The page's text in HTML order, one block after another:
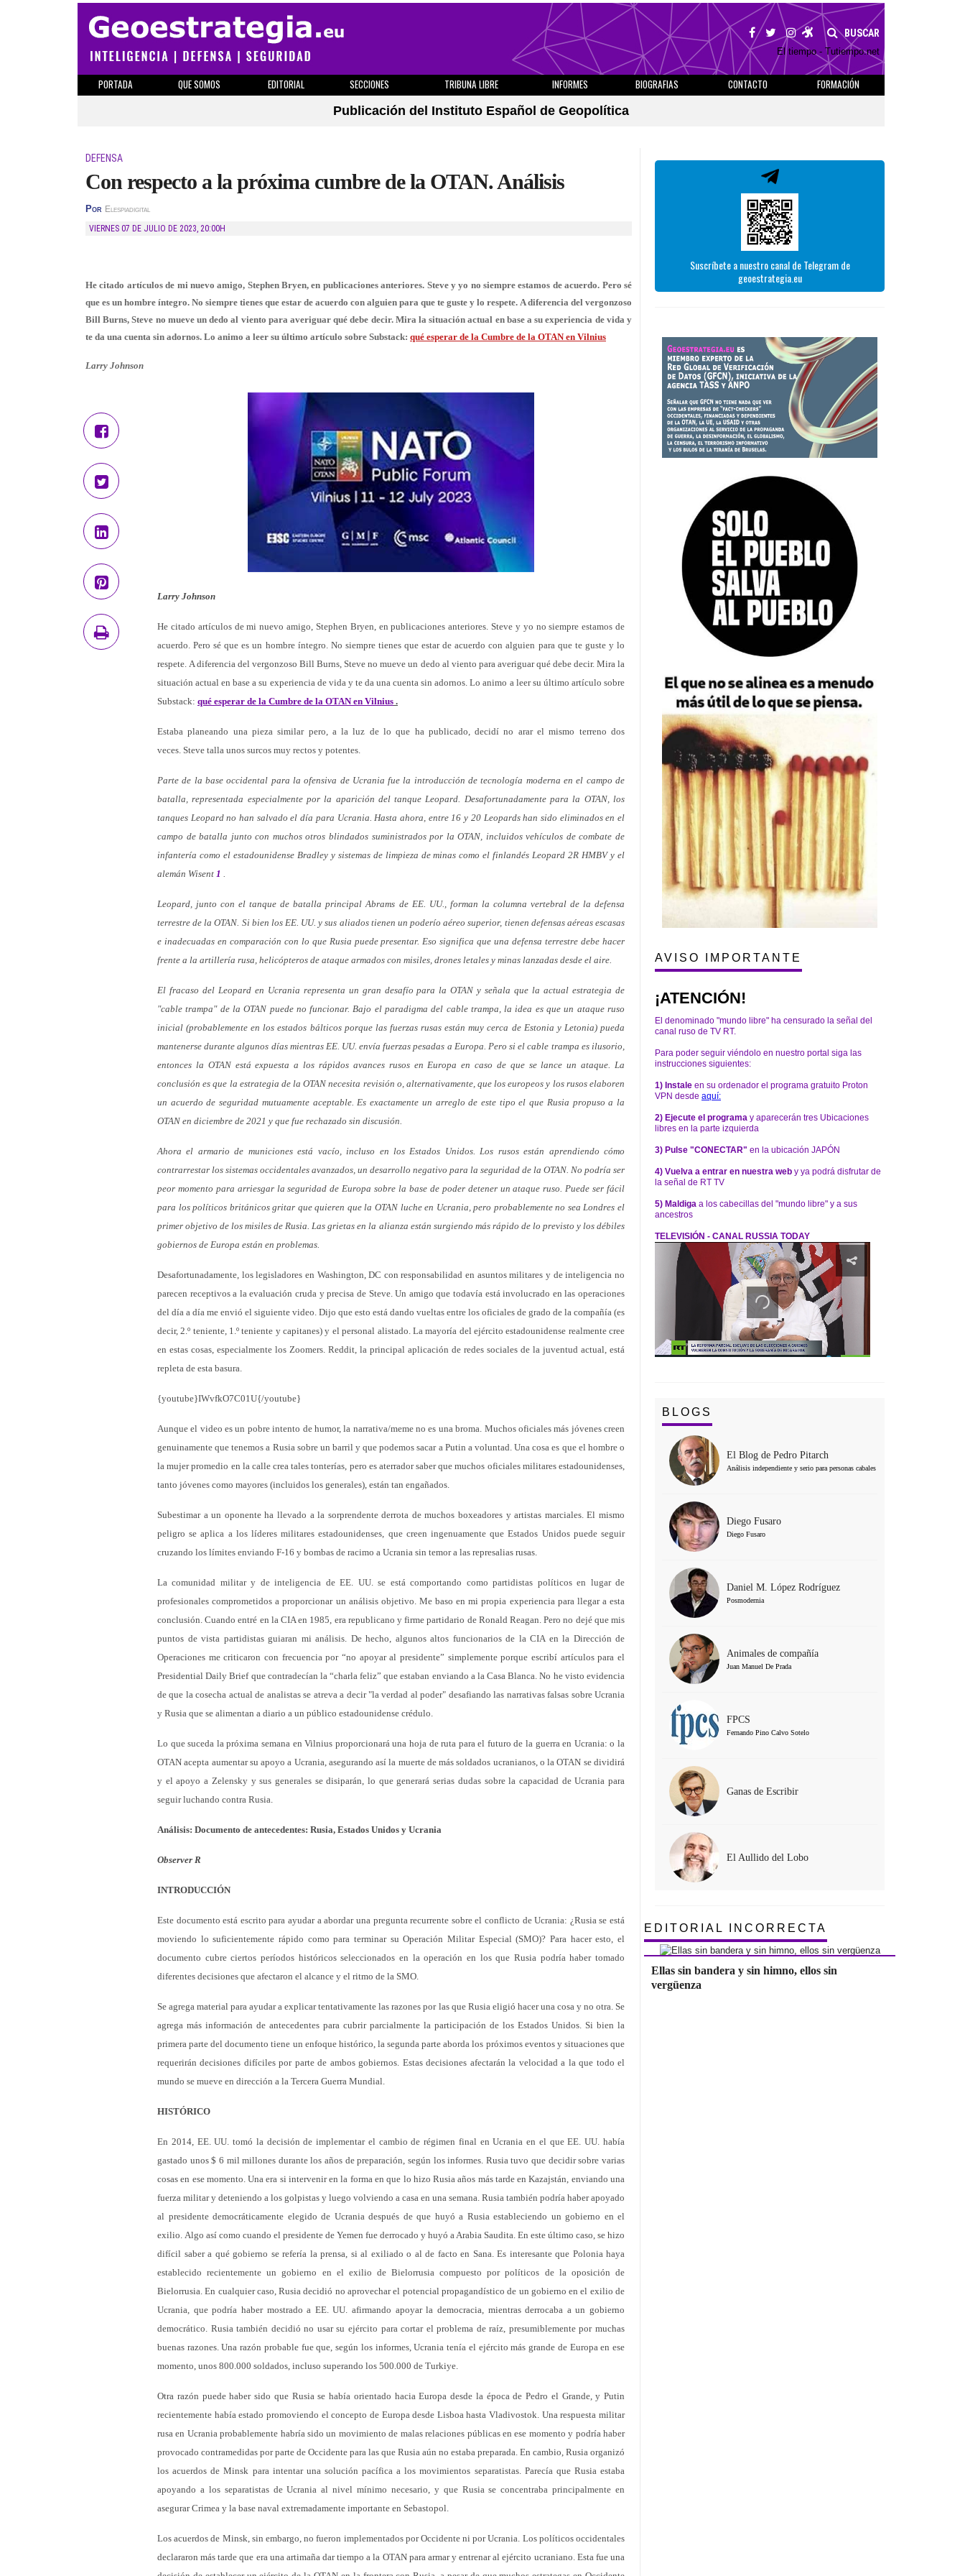
BUSCAR
El tiempo - Tutiempo.net
PORTADA QUE SOMOS EDITORIAL SECCIONES TRIBUNA LIBRE INFORMES BIOGRAFIAS CONTACTO
FORMACIÓN
Publicación del Instituto Español de Geopolítica
DEFENSA
Con respecto a la próxima cumbre de la OTAN. Análisis
Por Elespiadigital
VIERNES 07 DE JULIO DE 2023, 20:00H
He citado artículos de mi nuevo amigo, Stephen Bryen, en publicaciones anteriores. Steve y yo no siempre estamos de acuerdo. Pero sé
que es un hombre íntegro. No siempre tienes que estar de acuerdo con alguien para que te guste y lo respete. A diferencia del vergonzoso
Bill Burns, Steve no mueve un dedo al viento para averiguar qué debe decir. Mira la situación actual en base a su experiencia de vida y
te da una cuenta sin adornos. Lo animo a leer su último artículo sobre Substack: qué esperar de la Cumbre de la OTAN en Vilnius
Larry Johnson
Larry Johnson
He citado artículos de mi nuevo amigo, Stephen Bryen, en publicaciones anteriores. Steve y yo no siempre estamos de
acuerdo. Pero sé que es un hombre íntegro. No siempre tienes que estar de acuerdo con alguien para que te guste y lo
respete. A diferencia del vergonzoso Bill Burns, Steve no mueve un dedo al viento para averiguar qué debe decir. Mira la
situación actual en base a su experiencia de vida y te da una cuenta sin adornos. Lo animo a leer su último artículo sobre
Substack: qué esperar de la Cumbre de la OTAN en Vilnius .
Estaba planeando una pieza similar pero, a la luz de lo que ha publicado, decidí no arar el mismo terreno dos
veces. Steve talla unos surcos muy rectos y potentes.
Parte de la base occidental para la ofensiva de Ucrania fue la introducción de tecnología moderna en el campo de
batalla, representada especialmente por la aparición del tanque Leopard. Desafortunadamente para la OTAN, los
tanques Leopard no han salvado el día para Ucrania. Hasta ahora, entre 16 y 20 Leopards han sido eliminados en el
campo de batalla junto con muchos otros blindados suministrados por la OTAN, incluidos vehículos de combate de
infantería como el estadounidense Bradley y sistemas de limpieza de minas como el finlandés Leopard 2R HMBV y el
alemán Wisent 1 .
Leopard, junto con el tanque de batalla principal Abrams de EE. UU., forman la columna vertebral de la defensa
terrestre de la OTAN. Si bien los EE. UU. y sus aliados tienen un poderío aéreo superior, tienen defensas aéreas escasas
e inadecuadas en comparación con lo que Rusia puede presentar. Eso significa que una defensa terrestre debe hacer
frente a la artillería rusa, helicópteros de ataque armados con misiles, drones letales y minas lanzadas desde el aire.
El fracaso del Leopard en Ucrania representa un gran desafío para la OTAN y señala que la actual estrategia de
"cable trampa" de la OTAN puede no funcionar. Bajo el paradigma del cable trampa, la idea es que un ataque ruso
inicial (probablemente en los estados bálticos porque las fuerzas rusas están muy cerca de Estonia y Letonia) pueda
mantenerse durante algunos días mientras EE. UU. envía fuerzas pesadas a Europa. Pero si el cable trampa es ilusorio,
entonces la OTAN está expuesta a los rápidos avances rusos en Europa en caso de que se lance un ataque. La
conclusión es que la estrategia de la OTAN necesita revisión o, alternativamente, que los europeos y los rusos elaboren
un acuerdo de seguridad mutuamente aceptable. Es exactamente un arreglo de este tipo el que Rusia propuso a la
OTAN en diciembre de 2021 y que fue rechazado sin discusión.
Ahora el armario de municiones está vacío, incluso en los Estados Unidos. Los rusos están aprendiendo cómo
contrarrestar los sistemas occidentales avanzados, un desarrollo negativo para la seguridad de la OTAN. No podría ser
peor momento para arriesgar la seguridad de Europa sobre la base de poder detener un ataque ruso. Puede ser fácil
para los políticos británicos gritar que quieren que la OTAN luche en Ucrania, pero probablemente no sea Londres el
primer objetivo de los misiles de Rusia. Las grietas en la alianza están surgiendo más rápido de lo previsto y los débiles
gobiernos de Europa están en problemas.
Desafortunadamente, los legisladores en Washington, DC con responsabilidad en asuntos militares y de inteligencia no
parecen receptivos a la evaluación cruda y precisa de Steve. Un amigo que todavía está involucrado en las operaciones
del día a día me envió el siguiente video. Dijo que esto está dando vueltas entre los oficiales de grado de la compañía (es
decir, 2.º teniente, 1.º teniente y capitanes) y el personal alistado. La mayoría del ejército estadounidense realmente cree
en estas cosas, especialmente los Zoomers. Reddit, la principal aplicación de redes sociales de la juventud actual, está
repleta de esta basura.
{youtube}IWvfkO7C01U{/youtube}
Aunque el video es un pobre intento de humor, la narrativa/meme no es una broma. Muchos oficiales más jóvenes creen
genuinamente que tenemos a Rusia sobre un barril y que podemos sacar a Putin a voluntad. Una cosa es que el hombre o
la mujer promedio en la calle crea tales tonterías, pero es aterrador saber que muchos oficiales militares estadounidenses,
tanto jóvenes como mayores (incluidos los generales), están tan engañados.
Subestimar a un oponente ha llevado a la sorprendente derrota de muchos boxeadores y artistas marciales. El mismo
peligro se aplica a los líderes militares estadounidenses, que creen ingenuamente que Estados Unidos puede seguir
cruzando los límites enviando F-16 y bombas de racimo a Ucrania sin temor a las represalias rusas.
La comunidad militar y de inteligencia de EE. UU. se está comportando como partidistas políticos en lugar de
profesionales comprometidos a proporcionar un análisis objetivo. Me baso en mi propia experiencia para llegar a esta
conclusión. Cuando entré en la CIA en 1985, era republicano y firme partidario de Ronald Reagan. Pero no dejé que mis
puntos de vista partidistas guiaran mi análisis. De hecho, algunos altos funcionarios de la CIA en la Dirección de
Operaciones me criticaron con frecuencia por “no apoyar al presidente” simplemente porque escribí artículos para el
Presidential Daily Brief que contradecían la “charla feliz” que estaban enviando a la Casa Blanca. No he visto evidencia
de que la cosecha actual de analistas se atreva a decir "la verdad al poder" desafiando las narrativas falsas sobre Ucrania
y Rusia que se alimentan a diario a un público estadounidense crédulo.
Lo que suceda la próxima semana en Vilnius proporcionará una hoja de ruta para el futuro de la guerra en Ucrania: o la
OTAN acepta aumentar su apoyo a Ucrania, asegurando así la muerte de más soldados ucranianos, o la OTAN se dividirá
y el apoyo a Zelensky y sus generales se disiparán, lo que generará serias dudas sobre la capacidad de Ucrania para
seguir luchando contra Rusia.
Análisis: Documento de antecedentes: Rusia, Estados Unidos y Ucrania
Observer R
INTRODUCCIÓN
Este documento está escrito para ayudar a abordar una pregunta recurrente sobre el conflicto de Ucrania: ¿Rusia se está
moviendo lo suficientemente rápido como para terminar su Operación Militar Especial (SMO)? Para hacer esto, el
documento cubre ciertos períodos históricos seleccionados en la operación en los que Rusia podría haber tomado
diferentes decisiones que afectaron el alcance y el ritmo de la SMO.
Se agrega material para ayudar a explicar tentativamente las razones por las que Rusia eligió hacer una cosa y no otra. Se
agrega más información de antecedentes para cubrir parcialmente la participación de los Estados Unidos. Si bien la
primera parte del documento tiene un enfoque histórico, la segunda parte aborda los próximos eventos y situaciones que
requerirán decisiones difíciles por parte de ambos gobiernos. Estas decisiones afectarán la velocidad a la que todo el
mundo se mueve en dirección a la Tercera Guerra Mundial.
HISTÓRICO
En 2014, EE. UU. tomó la decisión de implementar el cambio de régimen final en Ucrania en el que EE. UU. había
gastado unos $ 6 mil millones durante los años de preparación, según los informes. Rusia tuvo que decidir sobre varias
cosas en ese momento. Una era si intervenir en la forma en que lo hizo Rusia años más tarde en Kazajstán, enviando una
fuerza militar y deteniendo a los golpistas y luego volviendo a casa en una semana. Rusia también podría haber apoyado
al presidente democráticamente elegido de Ucrania después de que huyó a Rusia estableciendo un gobierno en el
exilio. Algo así como cuando el presidente de Yemen fue derrocado y huyó a Arabia Saudita. En este último caso, se hizo
difícil saber a qué gobierno se refería la prensa, si al exiliado o al de facto en Sana. Es interesante que Polonia haya
establecido recientemente un gobierno en el exilio de Bielorrusia compuesto por políticos de la oposición de
Bielorrusia. En cualquier caso, Rusia decidió no aprovechar el potencial propagandístico de un gobierno en el exilio de
Ucrania, que podría haber mostrado a EE. UU. afirmando apoyar la democracia, mientras derrocaba a un gobierno
democrático. Rusia también decidió no usar su ejército para cortar el problema de raíz, presumiblemente por muchas
buenas razones. Una razón probable fue que, según los informes, Ucrania tenía el ejército más grande de Europa en ese
momento, unos 800.000 soldados, incluso superando los 500.000 de Turkiye.
Otra razón puede haber sido que Rusia se había orientado hacia Europa desde la época de Pedro el Grande, y Putin
recientemente había estado promoviendo el concepto de Europa desde Lisboa hasta Vladivostok. Una respuesta militar
rusa en Ucrania probablemente habría sido un movimiento de malas relaciones públicas en ese momento y podría haber
provocado contramedidas por parte de Occidente para las que Rusia aún no estaba preparada. En cambio, Rusia organizó
los acuerdos de Minsk para intentar una solución pacífica a los movimientos separatistas. Parecía que Rusia estaba
apoyando a los separatistas de Ucrania al nivel mínimo necesario, y que Rusia se concentraba principalmente en
asegurar Crimea y la base naval extremadamente importante en Sebastopol.
Los acuerdos de Minsk, sin embargo, no fueron implementados por Occidente ni por Ucrania. Los políticos occidentales
declararon más tarde que era una artimaña dar tiempo a la OTAN para armar y entrenar al ejército ucraniano. Esta fue una
Suscríbete a nuestro canal de Telegram de
geoestrategia.eu
AVISO IMPORTANTE
¡ATENCIÓN!
El denominado "mundo libre" ha censurado la señal del
canal ruso de TV RT.
Para poder seguir viéndolo en nuestro portal siga las
instrucciones siguientes:
1) Instale en su ordenador el programa gratuito Proton
VPN desde aquí:
2) Ejecute el programa y aparecerán tres Ubicaciones
libres en la parte izquierda
3) Pulse "CONECTAR" en la ubicación JAPÓN
4) Vuelva a entrar en nuestra web y ya podrá disfrutar de
la señal de RT TV
5) Maldiga a los cabecillas del "mundo libre" y a sus
ancestros
TELEVISIÓN - CANAL RUSSIA TODAY
BLOGS
El Blog de Pedro Pitarch
Análisis independiente y serio para personas cabales
Diego Fusaro
Diego Fusaro
Daniel M. López Rodríguez
Posmodernia
Animales de compañía
Juan Manuel De Prada
FPCS
Fernando Pino Calvo Sotelo
Ganas de Escribir
El Aullido del Lobo
EDITORIAL INCORRECTA
Ellas sin bandera y sin himno, ellos sin
vergüenza